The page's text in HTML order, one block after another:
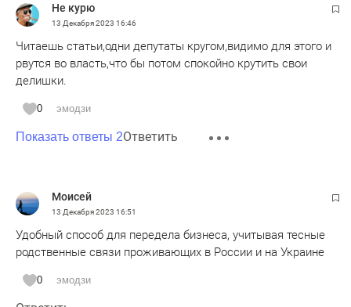
Не курю
13 Декабря 2023 16:46
Читаешь статьи,одни депутаты кругом,видимо для этого и
рвутся во власть,что бы потом спокойно крутить свои
делишки.
0 эмодзи
Показать ответы 2Ответить
Моисей
13 Декабря 2023 16:51
Удобный способ для передела бизнеса, учитывая тесные
родственные связи проживающих в России и на Украине
0 эмодзи